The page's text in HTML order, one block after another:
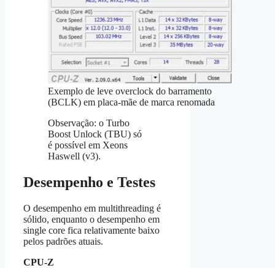
Exemplo de leve overclock do barramento
(BCLK) em placa-mãe de marca renomada
Observação: o Turbo
Boost Unlock (TBU) só
é possível em Xeons
Haswell (v3).
Desempenho e Testes
O desempenho em multithreading é
sólido, enquanto o desempenho em
single core fica relativamente baixo
pelos padrões atuais.
CPU‑Z